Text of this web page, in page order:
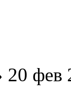
20 фев